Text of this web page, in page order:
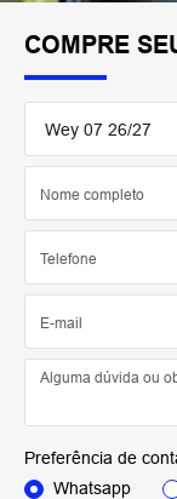
COMPRE
Preferência de
Whatsapp